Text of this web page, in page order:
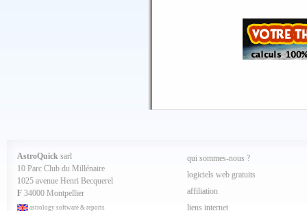
Spécial AQ 7.84 jan.2025
Septembre 2024
Avril 2024
Mars 2024
Février 2024
Janvier 2024
Décembre 2023
AstroQuick sarl
10 Parc Club du Millénaire
1025 avenue Henri Becquerel
F 34000 Montpellier
astrology software & reports
qui sommes-nous ?
logiciels web gratuits
affiliation
liens internet